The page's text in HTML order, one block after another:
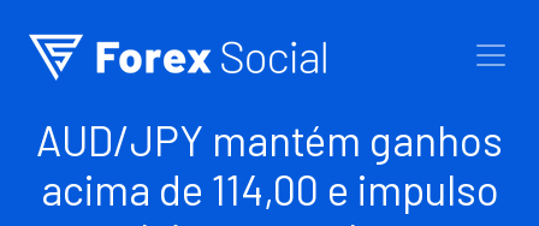
AUD/JPY mantém ganhos
acima de 114,00 e impulso